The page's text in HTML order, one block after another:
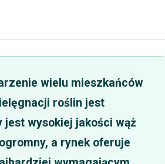
wielu mieszkańców
roślin jest
jest wysokiej jakości wąż
a rynek oferuje